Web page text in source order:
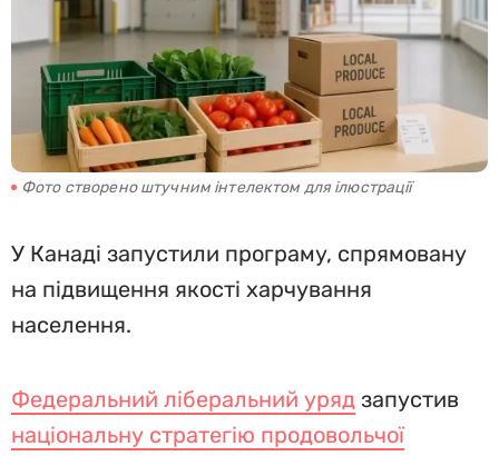
Фото створено штучним інтелектом для ілюстрації
У Канаді запустили програму, спрямовану
на підвищення якості харчування
населення.
Федеральний ліберальний уряд запустив
національну стратегію продовольчої